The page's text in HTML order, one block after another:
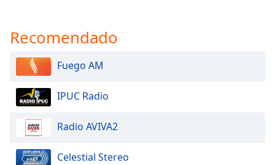
Recomendado
Fuego AM
IPUC Radio
Radio AVIVA2
Celestial Stereo